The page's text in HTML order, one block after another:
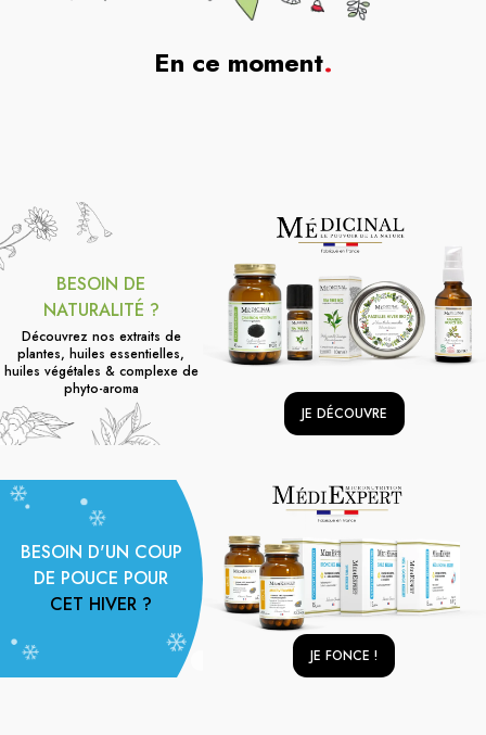
En ce moment.
BESOIN DE
NATURALITÉ ?
Découvrez nos extraits de
plantes, huiles essentielles,
huiles végétales & complexe de
phyto-aroma
JE DÉCOUVRE
BESOIN D'UN COUP
DE POUCE POUR
CET HIVER ?
JE FONCE !